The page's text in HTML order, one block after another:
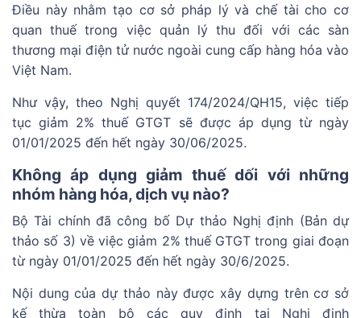
Điều này nhằm tạo cơ sở pháp lý và chế tài cho cơ
quan thuế trong việc quản lý thu đối với các sàn
thương mại điện tử nước ngoài cung cấp hàng hóa vào
Việt Nam.
Như vậy, theo Nghị quyết 174/2024/QH15, việc tiếp
tục giảm 2% thuế GTGT sẽ được áp dụng từ ngày
01/01/2025 đến hết ngày 30/06/2025.
Không áp dụng giảm thuế dối với những
nhóm hàng hóa, dịch vụ nào?
Bộ Tài chính đã công bố Dự thảo Nghị định (Bản dự
thảo số 3) về việc giảm 2% thuế GTGT trong giai đoạn
từ ngày 01/01/2025 đến hết ngày 30/6/2025.
Nội dung của dự thảo này được xây dựng trên cơ sở
kế thừa toàn bộ các quy định tại Nghị định